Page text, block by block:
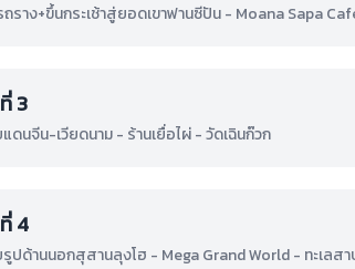
ถราง+ขึ้นกระเช้าสู่ยอดเขาฟานซีปัน - Moana Sapa
3
ดนจีน-เวียดนาม - ร้านเยื่อไผ่ - วัดเฉินก๊วก
4
ปด้านนอกสุสานลุงโฮ - Mega Grand World - ทะเล